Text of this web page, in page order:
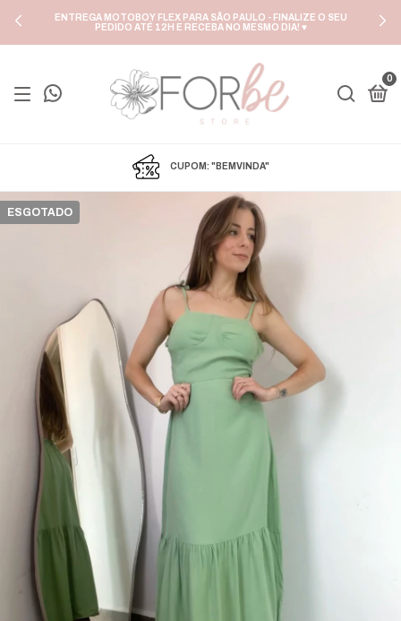
ENTREGA MOTOBOY FLEX PARA SÃO PAULO - FINALIZE O SEU
PEDIDO ATÉ 12H E RECEBA NO MESMO DIA! ♥
0
CUPOM: "BEMVINDA"
ESGOTADO